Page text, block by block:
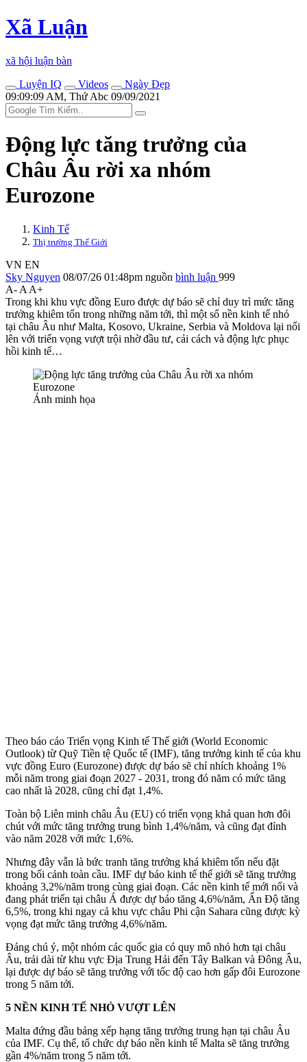
Xã Luận
xã hội luận bàn
Luyện IQ
Videos
Ngày Đẹp
09:09:09 AM, Thứ Abc 09/09/2021
Động lực tăng trưởng của
Châu Âu rời xa nhóm
Eurozone
Kinh Tế
Thị trường Thế Giới
VN EN
Sky Nguyen 08/07/26 01:48pm nguồn bình luận 999
A- A A+
Trong khi khu vực đồng Euro được dự báo sẽ chỉ duy trì mức tăng
trưởng khiêm tốn trong những năm tới, thì một số nền kinh tế nhỏ
tại châu Âu như Malta, Kosovo, Ukraine, Serbia và Moldova lại nổi
lên với triển vọng vượt trội nhờ đầu tư, cải cách và động lực phục
hồi kinh tế…
Ảnh minh họa
Theo báo cáo Triển vọng Kinh tế Thế giới (World Economic
Outlook) từ Quỹ Tiền tệ Quốc tế (IMF), tăng trưởng kinh tế của khu
vực đồng Euro (Eurozone) được dự báo sẽ chỉ nhích khoảng 1%
mỗi năm trong giai đoạn 2027 - 2031, trong đó năm có mức tăng
cao nhất là 2028, cũng chỉ đạt 1,4%.
Toàn bộ Liên minh châu Âu (EU) có triển vọng khả quan hơn đôi
chút với mức tăng trưởng trung bình 1,4%/năm, và cũng đạt đỉnh
vào năm 2028 với mức 1,6%.
Nhưng đây vẫn là bức tranh tăng trưởng khá khiêm tốn nếu đặt
trong bối cảnh toàn cầu. IMF dự báo kinh tế thế giới sẽ tăng trưởng
khoảng 3,2%/năm trong cùng giai đoạn. Các nền kinh tế mới nổi và
đang phát triển tại châu Á được dự báo tăng 4,6%/năm, Ấn Độ tăng
6,5%, trong khi ngay cả khu vực châu Phi cận Sahara cũng được kỳ
vọng đạt mức tăng trưởng 4,6%/năm.
Đáng chú ý, một nhóm các quốc gia có quy mô nhỏ hơn tại châu
Âu, trải dài từ khu vực Địa Trung Hải đến Tây Balkan và Đông Âu,
lại được dự báo sẽ tăng trưởng với tốc độ cao hơn gấp đôi Eurozone
trong 5 năm tới.
5 NỀN KINH TẾ NHỎ VƯỢT LÊN
Malta đứng đầu bảng xếp hạng tăng trưởng trung hạn tại châu Âu
của IMF. Cụ thể, tổ chức dự báo nền kinh tế Malta sẽ tăng trưởng
gần 4%/năm trong 5 năm tới.